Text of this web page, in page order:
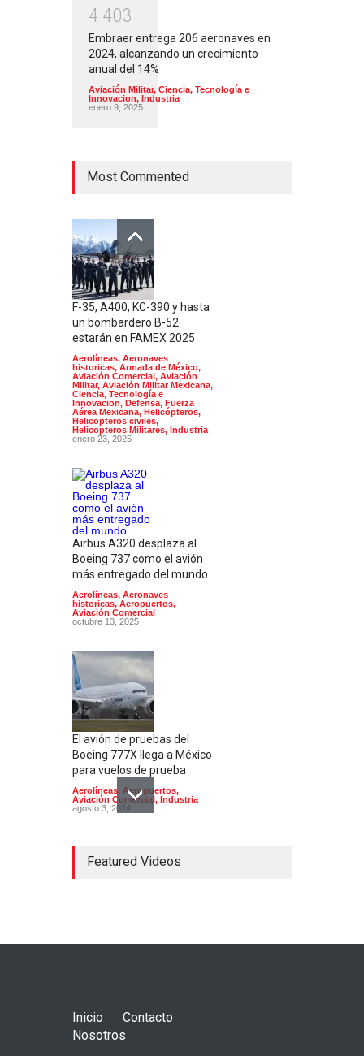
4 403
Embraer entrega 206 aeronaves en
2024, alcanzando un crecimiento
anual del 14%
Aviación Militar, Ciencia, Tecnología e
Innovacion, Industria
enero 9, 2025
Most Commented
F-35, A400, KC-390 y hasta
un bombardero B-52
estarán en FAMEX 2025
Aerolíneas, Aeronaves
historicas, Armada de México,
Aviación Comercial , Aviación
Militar, Aviación Militar Mexicana,
Ciencia, Tecnología e
Innovacion, Defensa, Fuerza
Aérea Mexicana, Helicópteros,
Helicopteros civiles,
Helicopteros Militares, Industria
enero 23, 2025
Airbus A320 desplaza al
Boeing 737 como el avión
más entregado del mundo
Aerolíneas, Aeronaves
historicas, Aeropuertos,
Aviación Comercial
octubre 13, 2025
El avión de pruebas del
Boeing 777X llega a México
para vuelos de prueba
Aerolíneas, Aeropuertos,
Aviación Comercial , Industria
agosto 3, 2024
estado de sitio
Featured Videos
Inicio
Contacto
Nosotros